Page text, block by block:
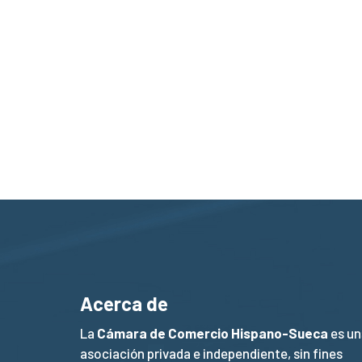
Acerca de
La Cámara de Comercio Hispano-Sueca es
asociación privada e independiente, sin fines